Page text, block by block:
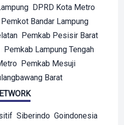
DPRD Kota Metro
Pemkot Bandar Lampung
Pemkab Pesisir Barat
Pemkab Lampung Tengah
Pemkab Mesuji
Barat
Siberindo Goindonesia